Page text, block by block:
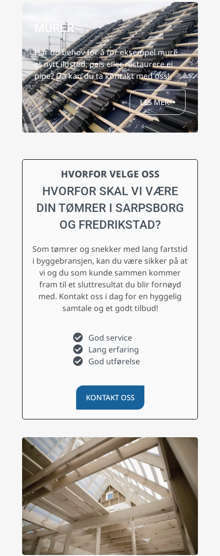
MURER
Har du behov for å for eksempel mure
et nytt ildsted, peis eller restaurere ei
pipe? Da kan du ta kontakt med oss!
LES MER
HVORFOR VELGE OSS
HVORFOR SKAL VI VÆRE
DIN TØMRER I SARPSBORG
OG FREDRIKSTAD?
Som tømrer og snekker med lang fartstid
i byggebransjen, kan du være sikker på at
vi og du som kunde sammen kommer
fram til et sluttresultat du blir fornøyd
med. Kontakt oss i dag for en hyggelig
samtale og et godt tilbud!
God service
Lang erfaring
God utførelse
KONTAKT OSS